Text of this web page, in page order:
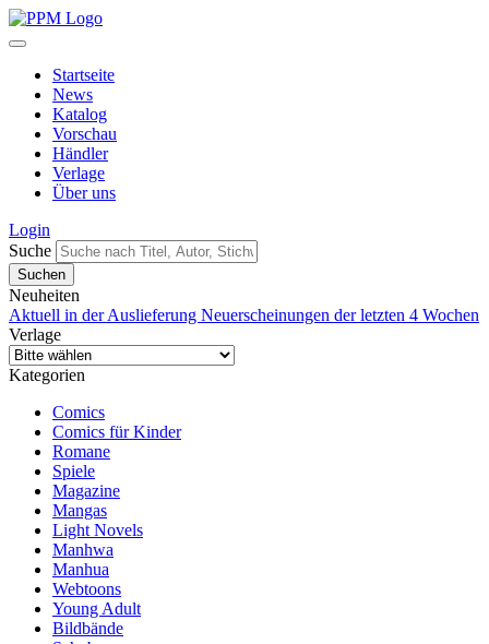
Startseite
News
Katalog
Vorschau
Händler
Verlage
Über uns
Login
Suche
Neuheiten
Aktuell in der Auslieferung Neuerscheinungen der letzten 4 Wochen
Verlage
Kategorien
Comics
Comics für Kinder
Romane
Spiele
Magazine
Mangas
Light Novels
Manhwa
Manhua
Webtoons
Young Adult
Bildbände